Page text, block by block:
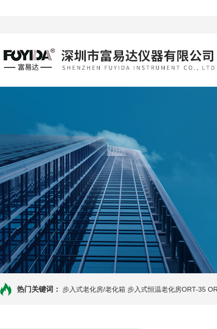
热门关键词： 步入式老化房/老化箱 步入式恒温老化房ORT-35